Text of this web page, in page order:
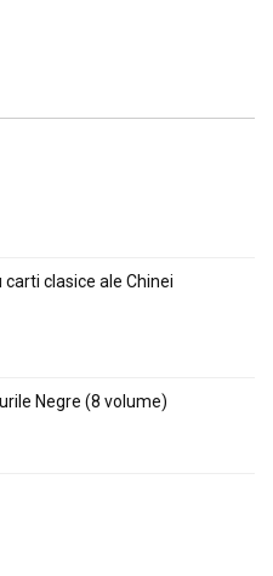
clasice ale Chinei
Negre (8 volume)